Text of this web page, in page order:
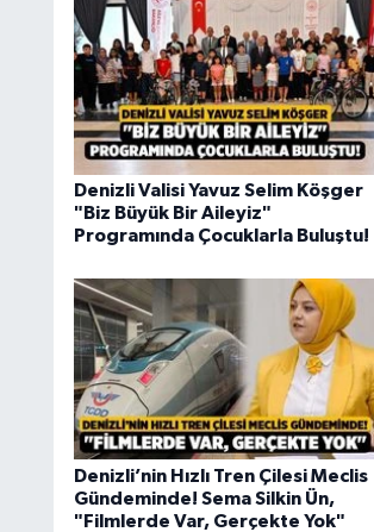
Denizli Valisi Yavuz Selim Köşger
"Biz Büyük Bir Aileyiz"
Programında Çocuklarla Buluştu!
Denizli’nin Hızlı Tren Çilesi Meclis
Gündeminde! Sema Silkin Ün,
"Filmlerde Var, Gerçekte Yok"